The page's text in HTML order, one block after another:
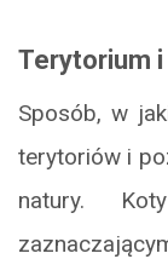
Terytorium
Sposób, w
terytoriów i
natury.